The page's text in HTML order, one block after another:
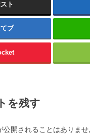
ト
ブ
を残す
公開されることはありませ